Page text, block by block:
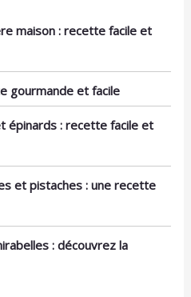
maison : recette facile et
gourmande et facile
épinards : recette facile et
et pistaches : une recette
: découvrez la